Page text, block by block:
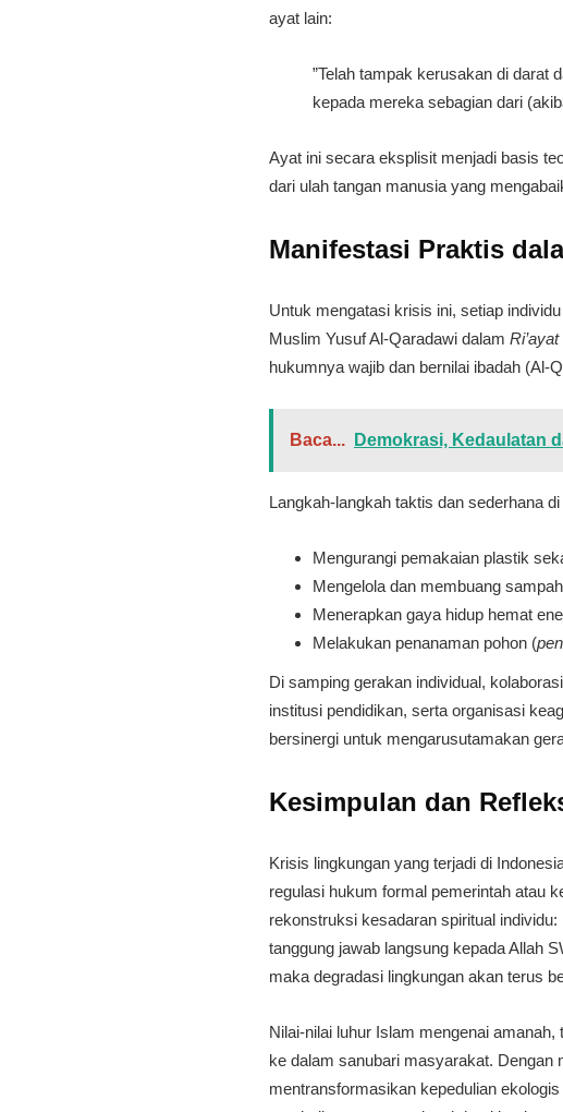
ayat lain:
​”Telah tampak kerusakan di darat
kepada mereka sebagian dari
​Ayat ini secara eksplisit menjadi basis
dari ulah tangan manusia yang
​Manifestasi Praktis
​Untuk mengatasi krisis ini, setiap
Muslim Yusuf Al-Qaradawi dalam
hukumnya wajib dan bernilai ibadah (Al-
Baca... Demokrasi, Kedaulatan
​Langkah-langkah taktis dan sederhana
​Mengurangi pemakaian plastik
​Mengelola dan membuang
​Menerapkan gaya hidup hemat
​Melakukan penanaman pohon (
​Di samping gerakan individual,
institusi pendidikan, serta organisasi
bersinergi untuk mengarusutamakan
​Kesimpulan dan
​Krisis lingkungan yang terjadi di
regulasi hukum formal pemerintah atau
rekonstruksi kesadaran spiritual
tanggung jawab langsung kepada Allah
maka degradasi lingkungan akan terus
​Nilai-nilai luhur Islam mengenai amanah,
ke dalam sanubari masyarakat. Dengan
mentransformasikan kepedulian